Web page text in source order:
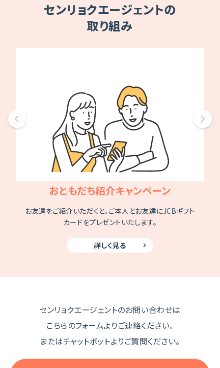
センリョクエージェントの
取り組み
おともだち紹介キャンペーン
お友達をご紹介いただくと、ご本人とお友達にJCBギフト
カードをプレゼントいたします。
詳しく見る
センリョクエージェントのお問い合わせは
こちらのフォームよりご連絡ください。
またはチャットボットよりご質問ください。